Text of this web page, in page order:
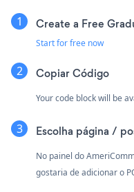
Create a Free
Start for free now
Copiar Código
Your code block will be
Escolha página /
No painel do
gostaria de adicionar o